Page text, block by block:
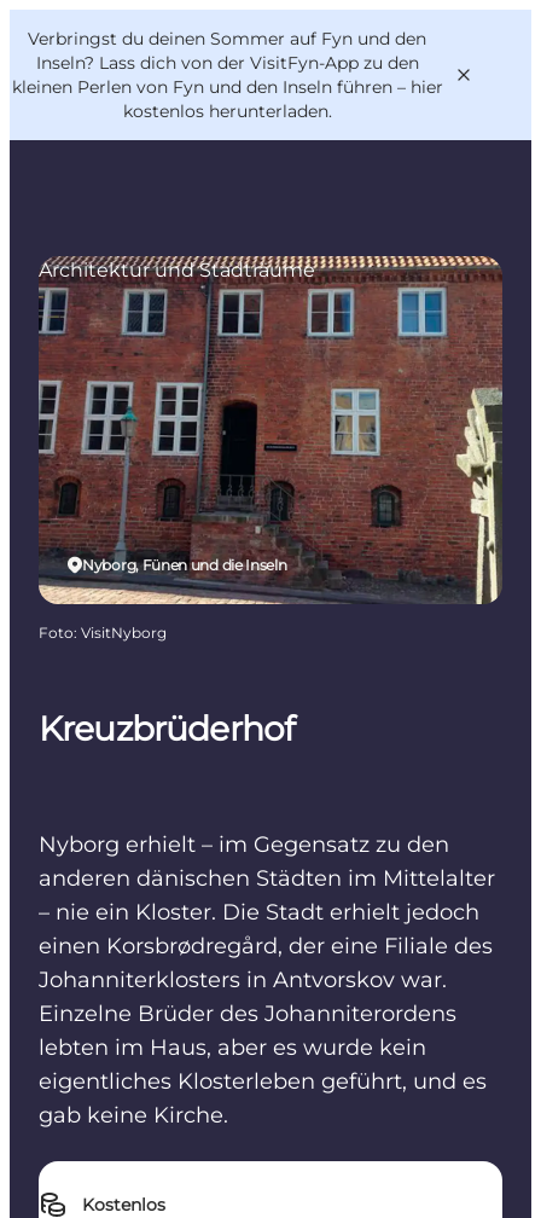
Verbringst du deinen Sommer auf Fyn und den
Inseln? Lass dich von der VisitFyn-App zu den
kleinen Perlen von Fyn und den Inseln führen – hier
kostenlos herunterladen.
Reise Ideen
Outdoor & bike
Essen & trinken
Übernachtung
VisitFyn
Deutsch
Kreuzbrüderhof
Nyborg erhielt – im Gegensatz zu den
anderen dänischen Städten im Mittelalter
– nie ein Kloster. Die Stadt erhielt jedoch
einen Korsbrødregård, der eine Filiale des
Johanniterklosters in Antvorskov war.
Einzelne Brüder des Johanniterordens
lebten im Haus, aber es wurde kein
eigentliches Klosterleben geführt, und es
gab keine Kirche.
Kostenlos
Nyborg, Fünen und die Inseln
Architektur und Stadträume
Foto: VisitNyborg